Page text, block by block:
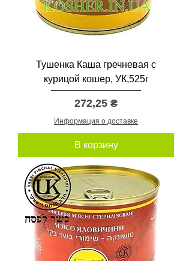
Тушенка Каша гречневая с
курицой кошер, УК,525г
Цена
272,25 ₴
Информация о доставке
В корзину